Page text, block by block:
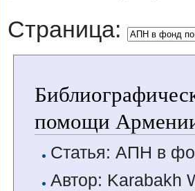
Страница:
помощи
Статья: АПН в
Автор: Karabakh